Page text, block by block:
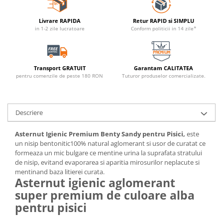
Livrare RAPIDA
in 1-2 zile lucratoare
Retur RAPID si SIMPLU
Conform politicii in 14 zile*
Transport GRATUIT
pentru comenzile de peste 180 RON
Garantam CALITATEA
Tuturor produselor comercializate.
Descriere
Asternut Igienic Premium Benty Sandy pentru Pisici, este
un nisip bentonitic100% natural aglomerant si usor de curatat ce
formeaza un mic bulgare ce mentine urina la suprafata stratului
de nisip, evitand evaporarea si aparitia mirosurilor neplacute si
mentinand baza litierei curata.
Asternut igienic aglomerant
super premium de culoare alba
pentru pisici